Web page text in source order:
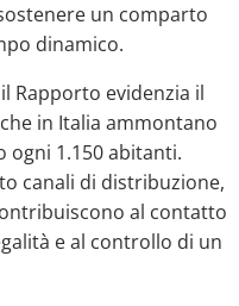
un comparto
dinamico.
Rapporto evidenzia il
in Italia ammontano
ogni 1.150 abitanti.
canali di distribuzione,
al contatto
e al controllo di un